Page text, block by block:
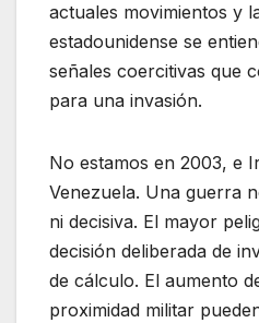
actuales movimientos y
estadounidense se
señales coercitivas que
para una invasión.
No estamos en 2003, e
Venezuela. Una guerra
ni decisiva. El mayor
decisión deliberada de
de cálculo. El aumento
proximidad militar